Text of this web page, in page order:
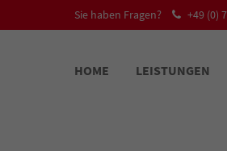
Sie haben Fragen? +49 (0)
HOME LEISTUNGEN